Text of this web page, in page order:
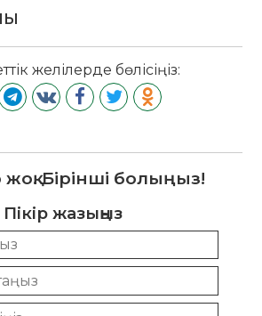
желілерде бөлісіңіз:
жоқ. Бірінші болыңыз!
Пікір жазыңыз